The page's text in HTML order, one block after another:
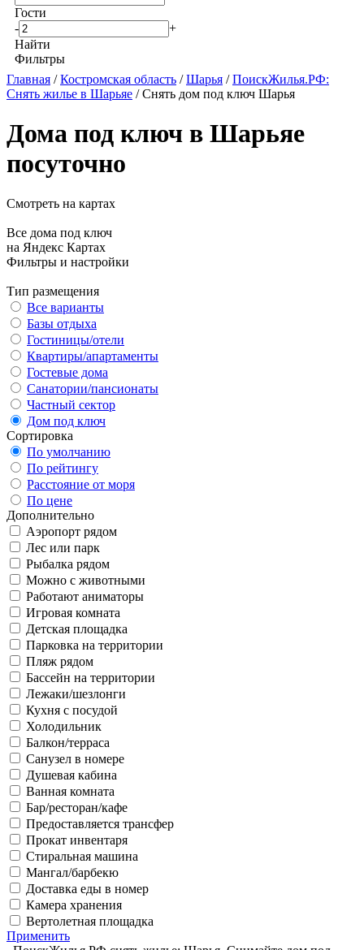
Гости
-
+
Найти
Фильтры
Главная /Костромская область /Шарья /ПоискЖилья.РФ:
Снять жилье в Шарьяе / Снять дом под ключ Шарья
Дома под ключ в Шарьяе
посуточно
Смотреть на картах
Все дома под ключ
на Яндекс Картах
Фильтры и настройки
Тип размещения
Все варианты
Базы отдыха
Гостиницы/отели
Квартиры/апартаменты
Гостевые дома
Санатории/пансионаты
Частный сектор
Дом под ключ
Сортировка
По умолчанию
По рейтингу
Расстояние от моря
По цене
Дополнительно
Аэропорт рядом
Лес или парк
Рыбалка рядом
Можно с животными
Работают аниматоры
Игровая комната
Детская площадка
Парковка на территории
Пляж рядом
Бассейн на территории
Лежаки/шезлонги
Кухня с посудой
Холодильник
Балкон/терраса
Санузел в номере
Душевая кабина
Ванная комната
Бар/ресторан/кафе
Предоставляется трансфер
Прокат инвентаря
Стиральная машина
Мангал/барбекю
Доставка еды в номер
Камера хранения
Вертолетная площадка
Применить